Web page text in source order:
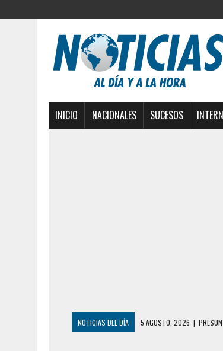
INICIO NACIONALES SUCESOS
NOTICIAS DEL DÍA 5 AGOSTO, 2026 |